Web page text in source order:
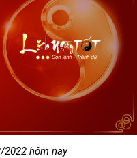
hôm nay